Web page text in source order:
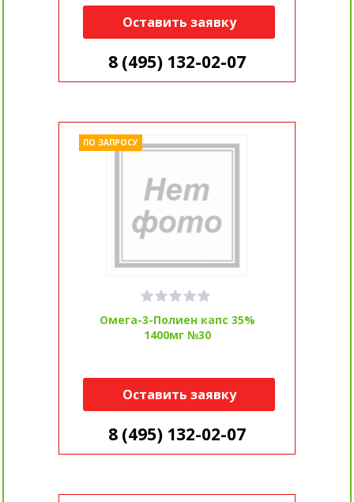
Оставить заявку
8 (495) 132-02-07
Омега-3-Полиен капс 35%
1400мг №30
ПО ЗАПРОСУ
Оставить заявку
8 (495) 132-02-07